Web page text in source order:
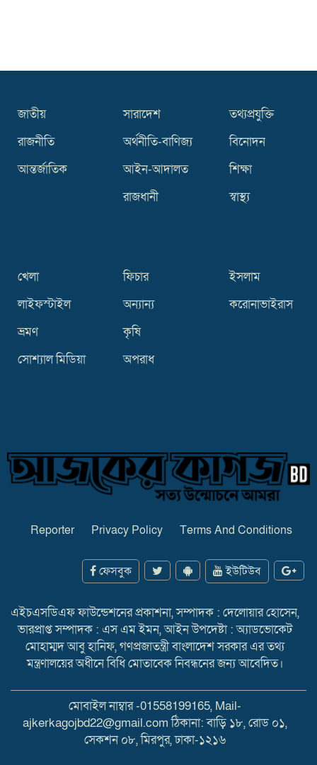
জাতীয়
রাজনীতি
আন্তর্জাতিক
সারাদেশ
অর্থনীতি-বাণিজ্য
আইন-আদালত
রাজধানী
তথ্যপ্রযুক্তি
বিনোদন
শিক্ষা
স্বাস্থ্য
খেলা
লাইফস্টাইল
ভ্রমণ
সোশ্যাল মিডিয়া
ফিচার
অন্যান্য
কৃষি
অপরাধ
ইসলাম
করোনাভাইরাস
Reporter Privacy Policy Terms And Conditions
ফেসবুক ইউটিউব
এইচএসডিএফ ফাউন্ডেশনের প্রকাশনা, সম্পাদক : দেলোয়ার হোসেন,
ভারপ্রাপ্ত সম্পাদক : এস এম ইমন, আইন উপদেষ্টা : অ্যাডভোকেট
মোহাম্মদ আবু হানিফ, গণপ্রজাতন্ত্রী বাংলাদেশ সরকার এর তথ্য
মন্ত্রণালয়ের অধীনে বিধি মোতাবেক নিবন্ধনের জন্য আবেদিত।
মোবাইল নাম্বার -01558199165, Mail-
ajkerkagojbd22@gmail.com ঠিকানা: বাড়ি ১৮, রোড ০১,
সেকশন ০৮, মিরপুর, ঢাকা-১২১৬